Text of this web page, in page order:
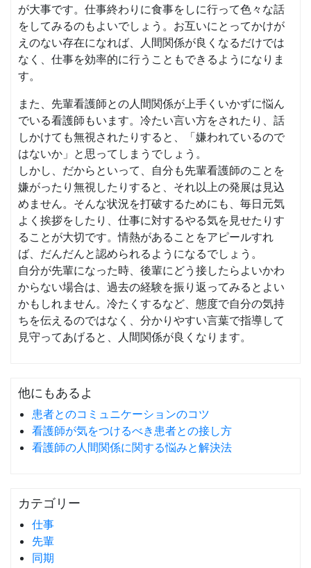
が大事です。仕事終わりに食事をしに行って色々な話
をしてみるのもよいでしょう。お互いにとってかけが
えのない存在になれば、人間関係が良くなるだけでは
なく、仕事を効率的に行うこともできるようになりま
す。
また、先輩看護師との人間関係が上手くいかずに悩ん
でいる看護師もいます。冷たい言い方をされたり、話
しかけても無視されたりすると、「嫌われているので
はないか」と思ってしまうでしょう。
しかし、だからといって、自分も先輩看護師のことを
嫌がったり無視したりすると、それ以上の発展は見込
めません。そんな状況を打破するためにも、毎日元気
よく挨拶をしたり、仕事に対するやる気を見せたりす
ることが大切です。情熱があることをアピールすれ
ば、だんだんと認められるようになるでしょう。
自分が先輩になった時、後輩にどう接したらよいかわ
からない場合は、過去の経験を振り返ってみるとよい
かもしれません。冷たくするなど、態度で自分の気持
ちを伝えるのではなく、分かりやすい言葉で指導して
見守ってあげると、人間関係が良くなります。
他にもあるよ
患者とのコミュニケーションのコツ
看護師が気をつけるべき患者との接し方
看護師の人間関係に関する悩みと解決法
カテゴリー
仕事
先輩
同期